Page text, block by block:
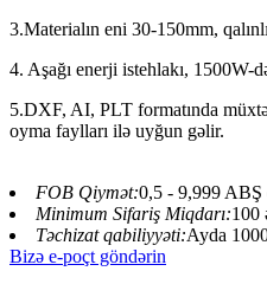
3.Materialın eni 30-150mm,
4. Aşağı enerji istehlakı, 1500W-
5.DXF, AI, PLT formatında
oyma faylları ilə uyğun gəlir.
FOB Qiymət:0,5 - 9,999 ABŞ
Minimum Sifariş Miqdarı:100
Təchizat qabiliyyəti:Ayda
Bizə e-poçt göndərin